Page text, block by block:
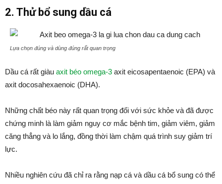
2. Thử bổ sung dầu cá
Lựa chọn đúng và dùng đúng rất quan trọng
Dầu cá rất giàu axit béo omega-3 axit eicosapentaenoic (EPA) và
axit docosahexaenoic (DHA).
Những chất béo này rất quan trọng đối với sức khỏe và đã được
chứng minh là làm giảm nguy cơ mắc bệnh tim, giảm viêm, giảm
căng thẳng và lo lắng, đồng thời làm chậm quá trình suy giảm trí
lực.
Nhiều nghiên cứu đã chỉ ra rằng nạp cá và dầu cá bổ sung có thể